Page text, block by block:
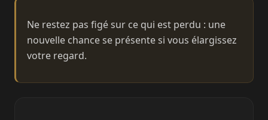
Ne restez pas figé sur ce qui est perdu : une
nouvelle chance se présente si vous élargissez
votre regard.